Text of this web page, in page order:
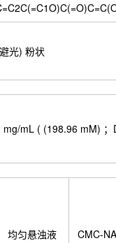
光) 粉状
mg/mL ( (198.96 mM)
均匀悬浊液 CMC-NA